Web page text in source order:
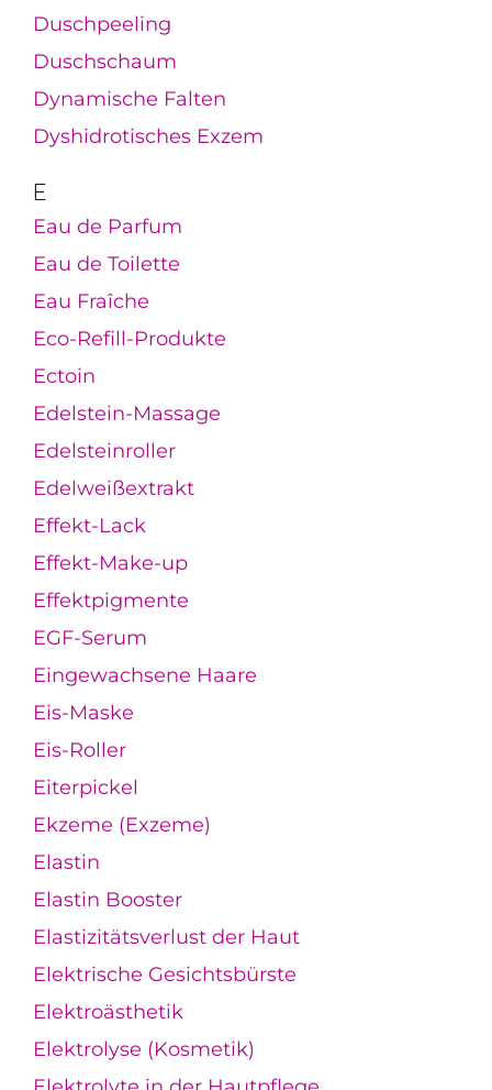
Duschpeeling
Duschschaum
Dynamische Falten
Dyshidrotisches Exzem
E
Eau de Parfum
Eau de Toilette
Eau Fraîche
Eco-Refill-Produkte
Ectoin
Edelstein-Massage
Edelsteinroller
Edelweißextrakt
Effekt-Lack
Effekt-Make-up
Effektpigmente
EGF-Serum
Eingewachsene Haare
Eis-Maske
Eis-Roller
Eiterpickel
Ekzeme (Exzeme)
Elastin
Elastin Booster
Elastizitätsverlust der Haut
Elektrische Gesichtsbürste
Elektroästhetik
Elektrolyse (Kosmetik)